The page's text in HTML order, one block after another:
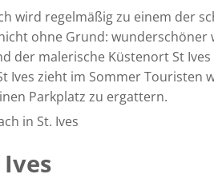
wird regelmäßig zu einem der
ohne Grund: wunderschöner
der malerische Küstenort St
Ives zieht im Sommer Touristen
Parkplatz zu ergattern.